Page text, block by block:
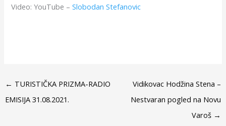
Video: YouTube –Slobodan Stefanovic
← TURISTIČKA PRIZMA-RADIO
EMISIJA 31.08.2021.
Vidikovac Hodžina Stena –
Nestvaran pogled na Novu
Varoš →